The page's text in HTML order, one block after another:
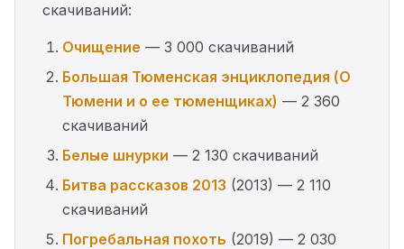
скачиваний:
Очищение — 3 000 скачиваний
Большая Тюменская энциклопедия (О
Тюмени и о ее тюменщиках) — 2 360
скачиваний
Белые шнурки — 2 130 скачиваний
Битва рассказов 2013 (2013) — 2 110
скачиваний
Погребальная похоть (2019) — 2 030